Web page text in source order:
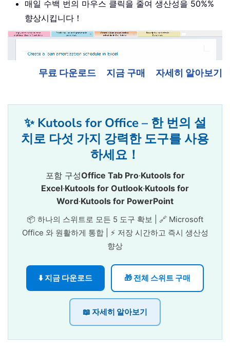
매일 수백 번의 마우스 클릭을 줄여 생산성을 50%%
향상시킵니다！
무료 다운로드 지금 구매 자세히 알아보기
✨ Kutools for Office – 한 번의 설
치로 다섯 가지 강력한 도구를 사용
하세요！
포함 구성Office Tab Pro·Kutools for
Excel·Kutools for Outlook·Kutools for
Word·Kutools for PowerPoint
📦 하나의 스위트로 모든 5 도구 확보 | 🔗 Microsoft
Office 와 원활하게 통합 | ⚡ 저장 시간하고 즉시 생산성
향상
⬇️ 지금 다운로드 🎁 전체 스위트 구매
📖 자세히 알아보기